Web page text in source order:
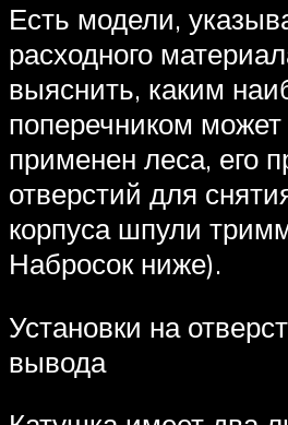
Есть модели,
расходного
выяснить, каким
поперечником
применен леса, его
отверстий для
корпуса шпули
Набросок ниже).
Установки на
вывода